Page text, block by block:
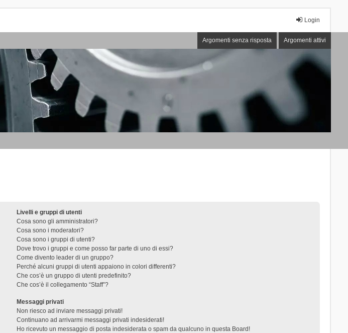
Login
Argomenti senza risposta Argomenti attivi
Livelli e gruppi di utenti
Cosa sono gli amministratori?
Cosa sono i moderatori?
Cosa sono i gruppi di utenti?
Dove trovo i gruppi e come posso far parte di uno di essi?
Come divento leader di un gruppo?
Perché alcuni gruppi di utenti appaiono in colori differenti?
Che cos’è un gruppo di utenti predefinito?
Che cos’è il collegamento “Staff”?
Messaggi privati
Non riesco ad inviare messaggi privati!
Continuano ad arrivarmi messaggi privati indesiderati!
Ho ricevuto un messaggio di posta indesiderata o spam da qualcuno in questa Board!